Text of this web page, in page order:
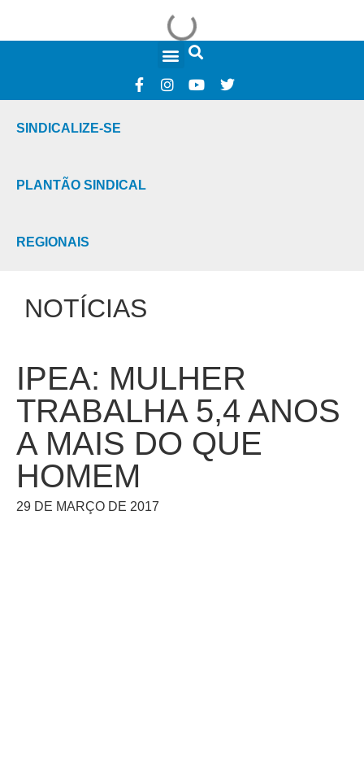
SINDICALIZE-SE
PLANTÃO SINDICAL
REGIONAIS
NOTÍCIAS
IPEA: MULHER
TRABALHA 5,4 ANOS
A MAIS DO QUE
HOMEM
29 DE MARÇO DE 2017